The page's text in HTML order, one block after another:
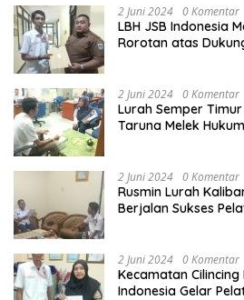
2 Juni 2024 0 Komentar
LBH JSB Indonesia
Rorotan atas
2 Juni 2024 0 Komentar
Lurah Semper
Taruna Melek
2 Juni 2024 0 Komentar
Rusmin Lurah
Berjalan Sukses
2 Juni 2024 0 Komentar
Kecamatan Cilincing
Indonesia Gelar